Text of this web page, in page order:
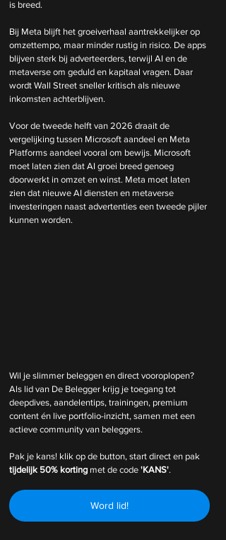
is breed.
Bij Meta blijft het groeiverhaal aantrekkelijker op
omzettempo, maar minder rustig in risico. De apps
blijven sterk bij adverteerders, terwijl AI en de
metaverse om geduld en kapitaal vragen. Daar
wordt Wall Street sneller kritisch als nieuwe
inkomsten achterblijven.
Voor de tweede helft van 2026 draait de
vergelijking tussen Microsoft aandeel en Meta
Platforms aandeel vooral om bewijs. Microsoft
moet laten zien dat AI groei breed genoeg
doorwerkt in omzet en winst. Meta moet laten
zien dat nieuwe AI diensten en metaverse
investeringen naast advertenties een tweede pijler
kunnen worden.
Wil je slimmer beleggen en direct vooroplopen?
Als lid van De Belegger krijg je toegang tot
deepdives, aandelentips, trainingen, premium
content én live portfolio-inzicht, samen met een
actieve community van beleggers.
Pak je kans! klik op de button, start direct en pak
tijdelijk 50% korting met de code 'KANS'.
Word lid!